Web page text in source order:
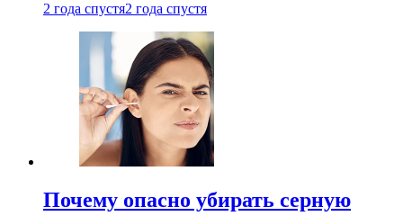
2 года спустя2 года спустя
Почему опасно убирать серную